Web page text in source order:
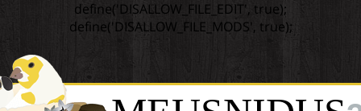
define('DISALLOW_FILE_EDIT', true);
define('DISALLOW_FILE_MODS', true);